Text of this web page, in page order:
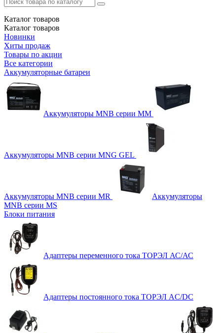
Каталог товаров
Каталог товаров
Новинки
Хиты продаж
Товары по акции
Все категории
Аккумуляторные батареи
Аккумуляторы MNB серии MM
Аккумуляторы MNB серии MNG GEL
Аккумуляторы MNB серии MR
Аккумуляторы
MNB серии MS
Блоки питания
Адаптеры переменного тока ТОРЭЛ АС/АС
Адаптеры постоянного тока ТОРЭЛ AC/DC